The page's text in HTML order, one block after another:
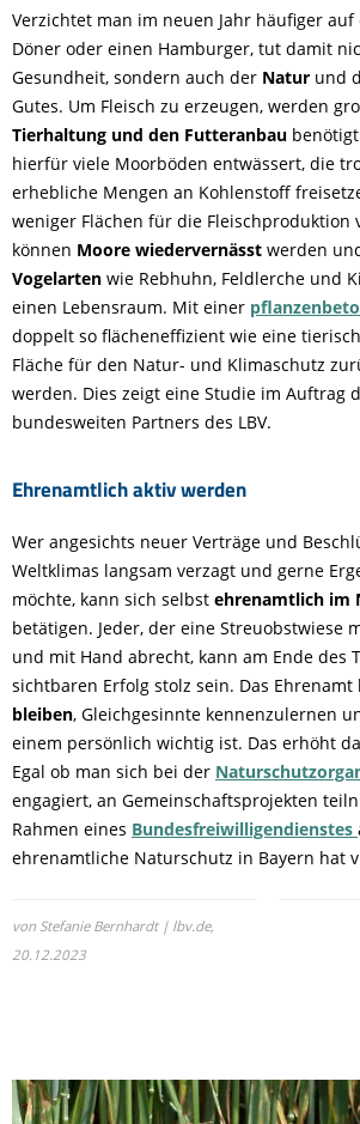
Verzichtet man im neuen Jahr häufiger
Döner oder einen Hamburger, tut damit
Gesundheit, sondern auch der Natur und
Gutes. Um Fleisch zu erzeugen, werden
Tierhaltung und den Futteranbau
hierfür viele Moorböden entwässert, die
erhebliche Mengen an Kohlenstoff
weniger Flächen für die Fleischproduktion
können Moore wiedervernässt werden
Vogelarten wie Rebhuhn, Feldlerche und
einen Lebensraum. Mit einer
doppelt so flächeneffizient wie eine
Fläche für den Natur- und Klimaschutz
werden. Dies zeigt eine Studie im Auftrag
bundesweiten Partners des LBV.
Ehrenamtlich aktiv werden
Wer angesichts neuer Verträge und
Weltklimas langsam verzagt und gerne
möchte, kann sich selbst ehrenamtlich im
betätigen. Jeder, der eine Streuobstwiese
und mit Hand abrecht, kann am Ende des
sichtbaren Erfolg stolz sein. Das
bleiben, Gleichgesinnte kennenzulernen
einem persönlich wichtig ist. Das erhöht
Egal ob man sich bei der
engagiert, an Gemeinschaftsprojekten
Rahmen eines Bundesfreiwilligendienstes
ehrenamtliche Naturschutz in Bayern hat
von Stefanie Bernhardt | lbv.de,
20.12.2023